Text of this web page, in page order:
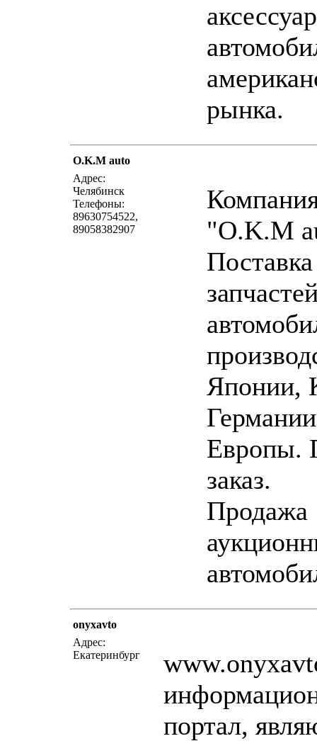
рынка.
O.K.M auto
Адрес:
Челябинск
Телефоны:
89630754522,
89058382907
"O.K.M
Поставка
Японии,
Европы.
заказ.
Продажа
onyxavto
Адрес:
Екатеринбург
портал,